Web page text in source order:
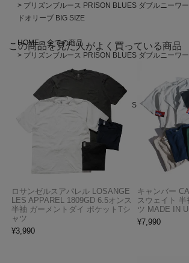
プリズンブルース PRISON BLUES ダブルニーワ
ドオリーブ BIG SIZE
HOME
全ての商品
プリズンブルース PRISON BLUES ダブルニーワ
ドオリーブ BIG SIZE
HOME
プリズンブルース PRISON BLUES ダブルニーワ
この商品を見た人がよく買っている商品
ロサンゼルスアパレル LOSANGE
LES APPAREL 1809GD 6.5オンス
半袖 ガーメントダイ ポケットTシ
ャツ
¥3,990
キャンバー
スウェイト
ツ MADE IN
¥7,990